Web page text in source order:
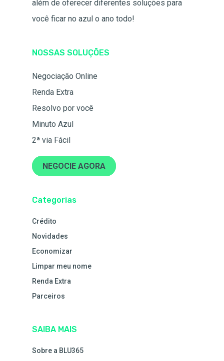
além de oferecer diferentes soluções para
você ficar no azul o ano todo!
NOSSAS SOLUÇÕES
Negociação Online
Renda Extra
Resolvo por você
Minuto Azul
2ª via Fácil
NEGOCIE AGORA
Categorias
Crédito
Novidades
Economizar
Limpar meu nome
Renda Extra
Parceiros
SAIBA MAIS
Sobre a BLU365